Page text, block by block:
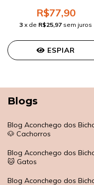
R$77,90
3 x de R$25,97 sem juros
ESPIAR
Blogs
Blog Aconchego dos
🐶 Cachorros
Blog Aconchego dos
🐱 Gatos
Blog Aconchego dos